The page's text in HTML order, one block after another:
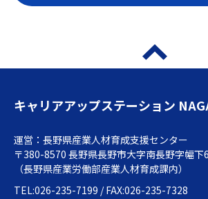
キャリアアップステーション
運営：長野県産業人材育成支援センター
〒380-8570 長野県長野市大字南長野字幅下
（長野県産業労働部産業人材育成課内）
TEL:026-235-7199 / FAX:026-235-7328